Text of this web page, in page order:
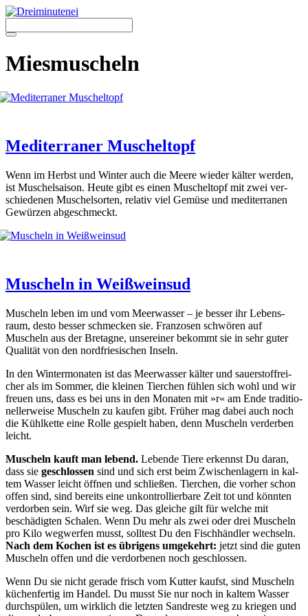
Zum
springen
Menü
Miesmuscheln
Mediterraner Muscheltopf
Wenn im Herbst und Win­ter auch die Mee­re wie­der käl­ter wer­den,
ist Muschel­sai­son. Heu­te gibt es einen Muschel­topf mit zwei ver­
schie­de­nen Muschel­sor­ten, rela­tiv viel Gemü­se und medi­ter­ra­nen
Gewür­zen abge­schmeckt.
Muscheln in Weißweinsud
Muscheln leben im und vom Meer­was­ser – je bes­ser ihr Lebens­
raum, des­to bes­ser schme­cken sie. Fran­zo­sen schwö­ren auf
Muscheln aus der Bre­ta­gne, unser­ei­ner bekommt sie in sehr guter
Qua­li­tät von den nord­frie­si­schen Inseln.
In den Win­ter­mo­na­ten ist das Meer­was­ser käl­ter und sau­er­stoff­rei­
cher als im Som­mer, die klei­nen Tier­chen füh­len sich wohl und wir
freu­en uns, dass es bei uns in den Mona­ten mit »r« am Ende tra­di­tio­
nel­ler­wei­se Muscheln zu kau­fen gibt. Frü­her mag dabei auch noch
die Kühl­ket­te eine Rol­le gespielt haben, denn Muscheln ver­der­ben
leicht.
Muscheln kauft man lebend. Leben­de Tie­re erkennst Du dar­an,
dass sie geschlos­sen sind und sich erst beim Zwi­schen­la­gern in kal­
tem Was­ser leicht öff­nen und schlie­ßen. Tier­chen, die vor­her schon
offen sind, sind bereits eine unkon­trol­lier­ba­re Zeit tot und könn­ten
ver­dor­ben sein. Wirf sie weg. Das glei­che gilt für wel­che mit
beschä­dig­ten Scha­len. Wenn Du mehr als zwei oder drei Muscheln
pro Kilo weg­wer­fen musst, soll­test Du den Fisch­händ­ler wech­seln.
Nach dem Kochen ist es übri­gens umge­kehrt: jetzt sind die guten
Muscheln offen und die ver­dor­be­nen noch geschlos­sen.
Wenn Du sie nicht gera­de frisch vom Kut­ter kaufst, sind Muscheln
küchen­fer­tig im Han­del. Du musst Sie nur noch in kal­tem Was­ser
durch­spü­len, um wirk­lich die letz­ten Sand­res­te weg zu krie­gen und